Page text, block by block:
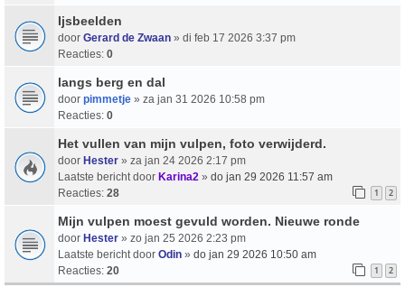
Ijsbeelden
door Gerard de Zwaan » di feb 17 2026 3:37 pm
Reacties: 0
langs berg en dal
door pimmetje » za jan 31 2026 10:58 pm
Reacties: 0
Het vullen van mijn vulpen, foto verwijderd.
door Hester » za jan 24 2026 2:17 pm
Laatste bericht door Karina2 » do jan 29 2026 11:57 am
Reacties: 28 1 2
Mijn vulpen moest gevuld worden. Nieuwe ronde
door Hester » zo jan 25 2026 2:23 pm
Laatste bericht door Odin » do jan 29 2026 10:50 am
Reacties: 20 1 2